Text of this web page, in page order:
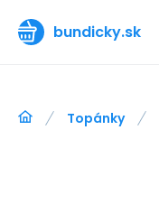
bundicky.sk
Topánky